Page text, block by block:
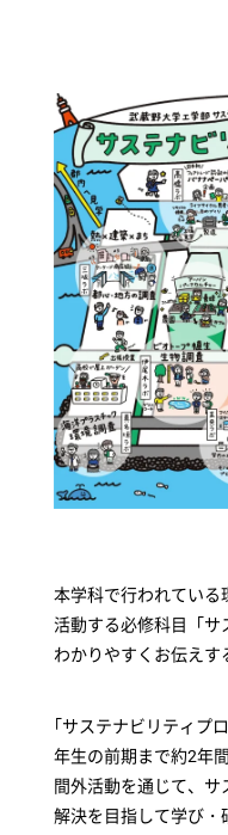
本学科で行われている
活動する必修科目「サ
わかりやすくお伝えす
「 サステナビリティプ
年生の前期まで約2年
間外活動を通じて、
解決を目指して学び・